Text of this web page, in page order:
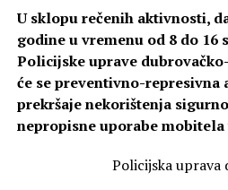
U sklopu rečenih aktivnosti,
godine u vremenu od 8 do 16
Policijske uprave
će se preventivno-represivna
prekršaje nekorištenja
nepropisne uporabe
Policijska uprava